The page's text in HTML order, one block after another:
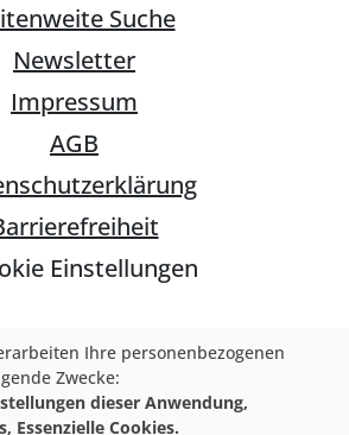
Suche
Newsletter
Impressum
AGB
Einstellungen
und Umweltschutz-
Ihre personenbezogenen
Zwecke:
dieser Anwendung,
Essenzielle Cookies.